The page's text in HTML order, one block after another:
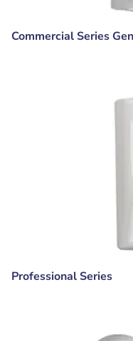
Commercial Series
Professional Series